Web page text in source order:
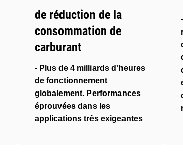
de réduction de la
consommation de
carburant
- Plus de 4 milliards d'heures
de fonctionnement
globalement. Performances
éprouvées dans les
applications très exigeantes